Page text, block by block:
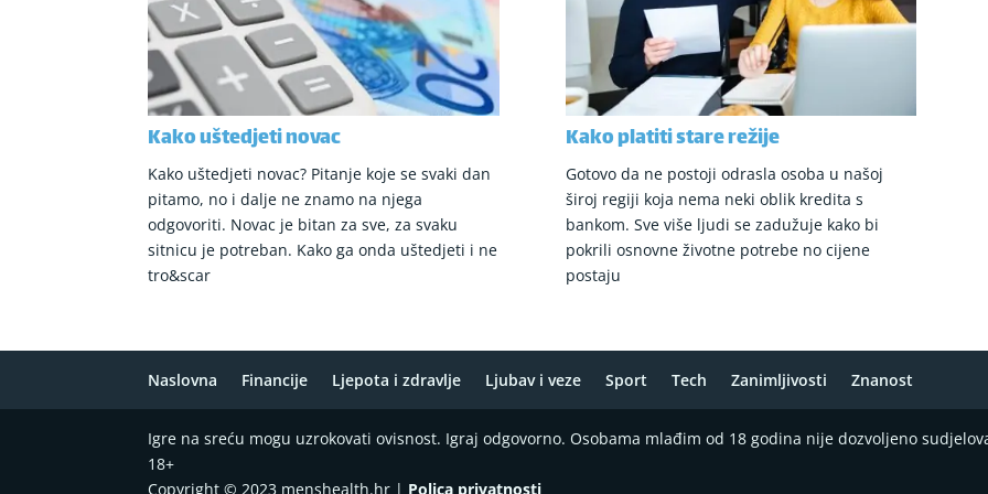
Kako uštedjeti novac
Kako uštedjeti novac? Pitanje koje se svaki dan
pitamo, no i dalje ne znamo na njega
odgovoriti. Novac je bitan za sve, za svaku
sitnicu je potreban. Kako ga onda uštedjeti i ne
tro&scar
Kako platiti stare režije
Gotovo da ne postoji odrasla osoba u našoj
široj regiji koja nema neki oblik kredita s
bankom. Sve više ljudi se zadužuje kako bi
pokrili osnovne životne potrebe no cijene
postaju
Naslovna Financije Ljepota i zdravlje Ljubav i veze Sport Tech Zanimljivosti Znanost
Igre na sreću mogu uzrokovati ovisnost. Igraj odgovorno. Osobama mlađim od 18 godina nije dozvoljeno
18+
Copyright © 2023 menshealth.hr | Polica privatnosti